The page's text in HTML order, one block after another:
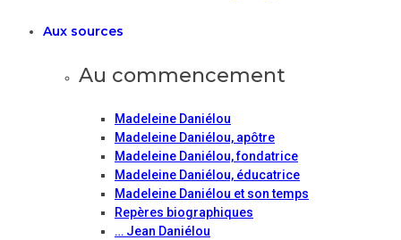
Aux sources
Au commencement
Madeleine Daniélou
Madeleine Daniélou, apôtre
Madeleine Daniélou, fondatrice
Madeleine Daniélou, éducatrice
Madeleine Daniélou et son temps
Repères biographiques
… Jean Daniélou